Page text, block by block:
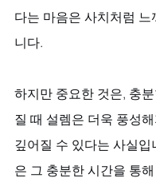
다는 마음은 사치처럼 느
니다.
하지만 중요한 것은, 충
질 때 설렘은 더욱 풍성
깊어질 수 있다는 사실입
은 그 충분한 시간을 통